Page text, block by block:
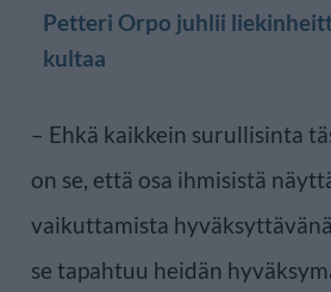
Petteri Orpo juhlii
kultaa
– Ehkä kaikkein surullisinta
on se, että osa ihmisistä
vaikuttamista
se tapahtuu heidän